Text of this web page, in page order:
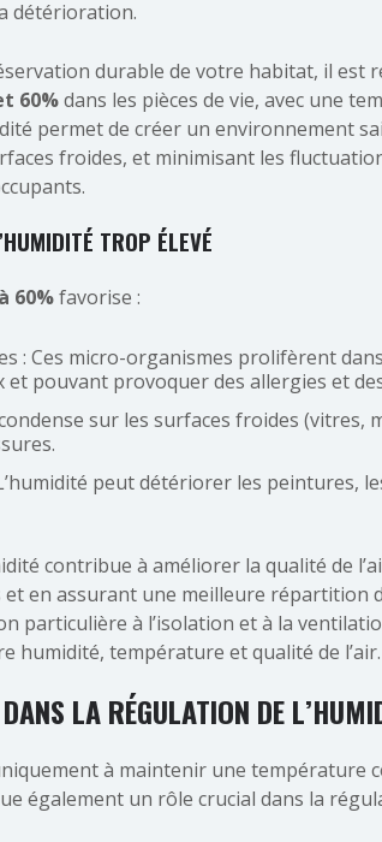
détérioration.
durable de votre habitat, il est
60%dans les pièces de vie, avec une
permet de créer un environnement
froides, et minimisant les
TROP ÉLEVÉ
60%favorise :
: Ces micro-organismes prolifèrent
et pouvant provoquer des allergies et
sur les surfaces froides (vitres,
peut détériorer les peintures,
contribue à améliorer la qualité de
en assurant une meilleure répartition
particulière à l’isolation et à la
humidité, température et qualité de l’air.
LA RÉGULATION DE
à maintenir une température
également un rôle crucial dans la